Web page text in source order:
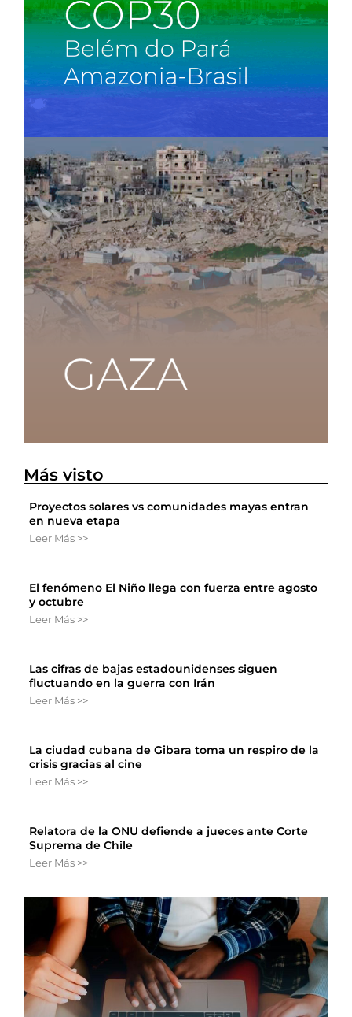
Más visto
Proyectos solares vs comunidades mayas entran
en nueva etapa
Leer Más >>
El fenómeno El Niño llega con fuerza entre agosto
y octubre
Leer Más >>
Las cifras de bajas estadounidenses siguen
fluctuando en la guerra con Irán
Leer Más >>
La ciudad cubana de Gibara toma un respiro de la
crisis gracias al cine
Leer Más >>
Relatora de la ONU defiende a jueces ante Corte
Suprema de Chile
Leer Más >>